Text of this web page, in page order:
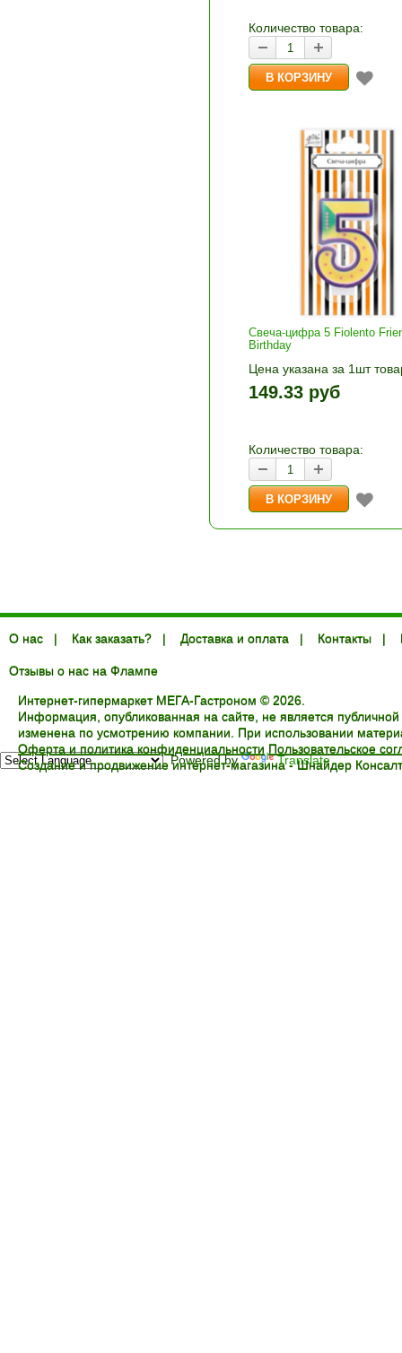
корзину»
Количество товара:
Свеча-цифра 5 Fiolento
Birthday
Цена указана за 1шт
1шт прибавляется
и «-». Выберите нужное
149.33 руб
Количество товара:
О нас | Как заказать? | Доставка и оплата | Контакты |
Отзывы о нас на Флампе
Интернет-гипермаркет МЕГА-Гастроном © 2026.
Информация, опубликованная на сайте, не является
изменена по усмотрению компании. При использовании
Оферта и политика конфиденциальности Пользовательское
Создание и продвижение интернет-магазина -Шнайдер
Powered by Translate